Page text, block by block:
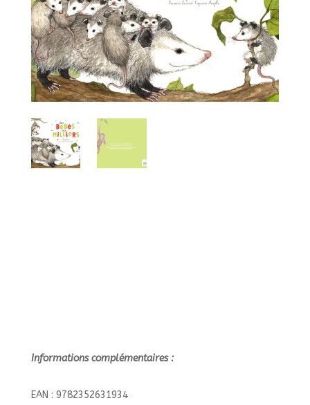
Informations complémentaires :
EAN : 9782352631934